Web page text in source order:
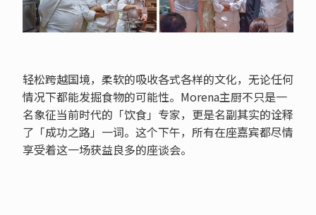
轻松跨越国境，柔软的吸收各式各样的文化，无论任何
情况下都能发掘食物的可能性。Morena主厨不只是一
名象征当前时代的「饮食」专家，更是名副其实的诠释
了「成功之路」一词。这个下午，所有在座嘉宾都尽情
享受着这一场获益良多的座谈会。